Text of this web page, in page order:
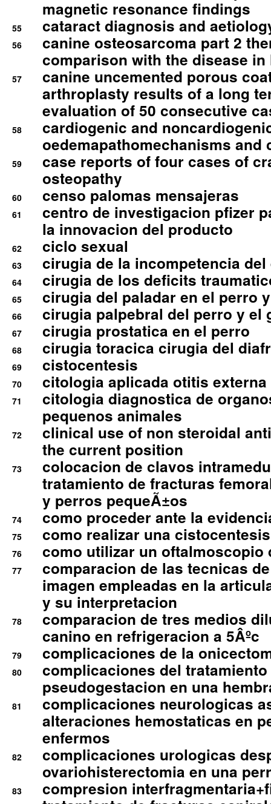
magnetic resonance findings
55 cataract diagnosis and
56
canine osteosarcoma part 2
comparison with the disease in
57
canine uncemented porous
arthroplasty results of a long
evaluation of 50 consecutive
58
cardiogenic and
oedemapathomechanisms and
59
case reports of four cases of
osteopathy
60 censo palomas mensajeras
61
centro de investigacion pfizer
la innovacion del producto
62 ciclo sexual
63 cirugia de la incompetencia
64 cirugia de los deficits
65 cirugia del paladar en el perro
66 cirugia palpebral del perro y el
67 cirugia prostatica en el perro
68 cirugia toracica cirugia del
69 cistocentesis
70 citologia aplicada otitis externa
71
citologia diagnostica de
pequenos animales
72
clinical use of non steroidal
the current position
73
colocacion de clavos
tratamiento de fracturas
y perros pequeÃ±os
74 como proceder ante la
75 como realizar una
76 como utilizar un oftalmoscopio
77
comparacion de las tecnicas
imagen empleadas en la
y su interpretacion
78
comparacion de tres medios
canino en refrigeracion a 5Âºc
79 complicaciones de la
80
complicaciones del
pseudogestacion en una
81
complicaciones neurologicas
alteraciones hemostaticas en
enfermos
82
complicaciones urologicas
ovariohisterectomia en una
83
compresion